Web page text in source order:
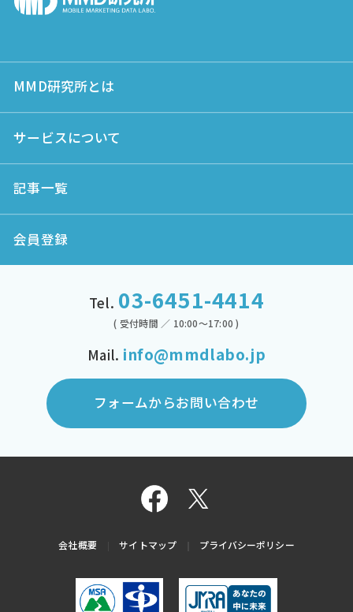
MMD研究所とは
サービスについて
記事一覧
会員登録
Tel. 03-6451-4414
( 受付時間 ／ 10:00～17:00 )
Mail. info@mmdlabo.jp
フォームからお問い合わせ
会社概要 サイトマップ プライバシーポリシー